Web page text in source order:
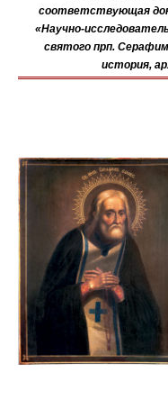
соответствующая
«Научно-
святого прп.
история,